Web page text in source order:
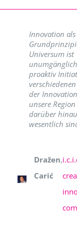
Innovation als
Universum ist
proaktiv
der
unsere
darüber
wesentlich
Dražen
Carić
,